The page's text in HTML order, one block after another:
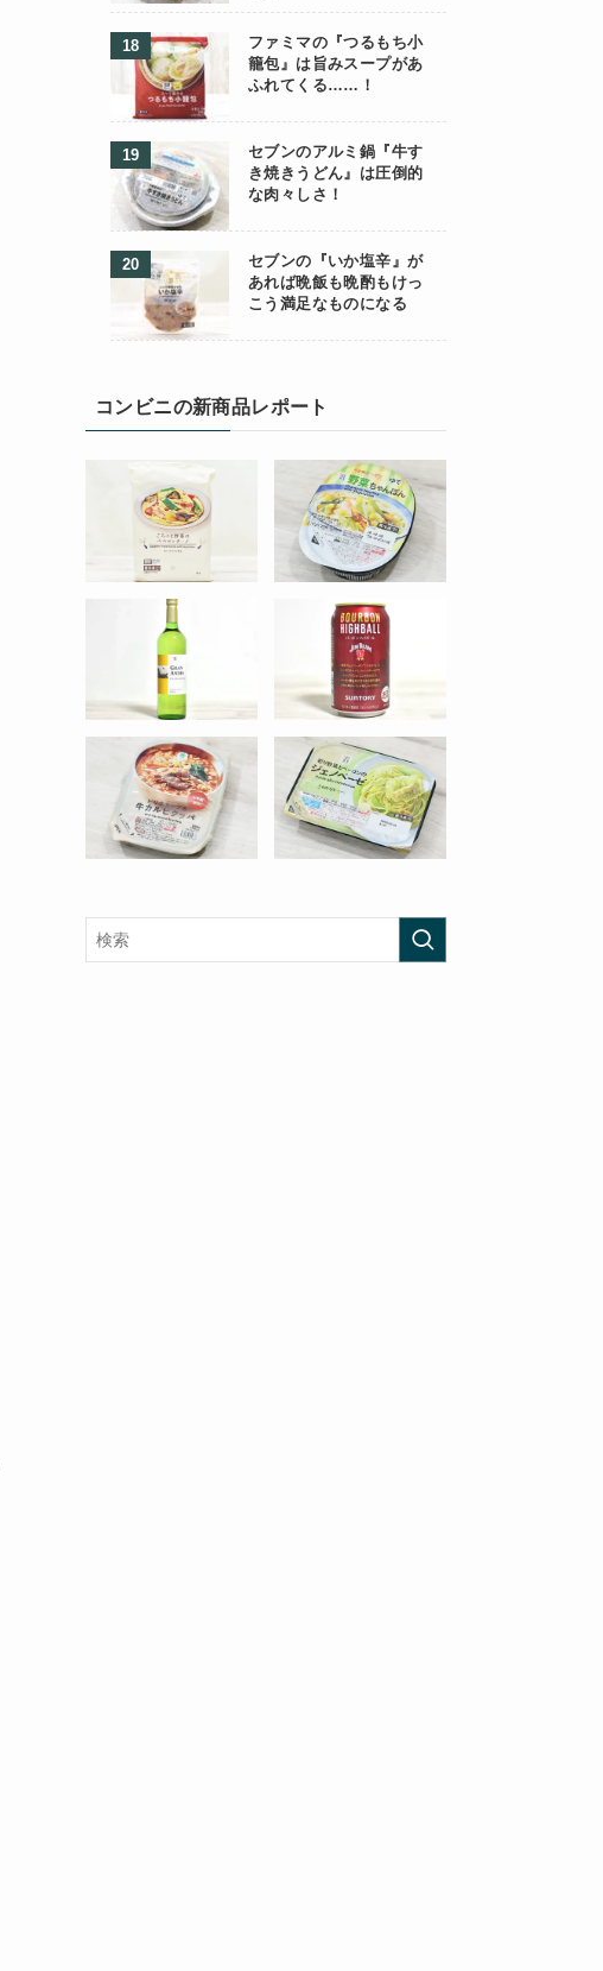
ファミマの『つるもち小
籠包』は旨みスープがあ
ふれてくる……！
セブンのアルミ鍋『牛す
き焼きうどん』は圧倒的
な肉々しさ！
セブンの『いか塩辛』が
あれば晩飯も晩酌もけっ
こう満足なものになる
コンビニの新商品レポート